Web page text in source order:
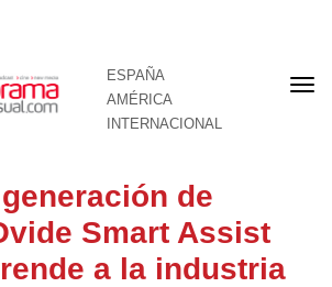
ESPAÑA
AMÉRICA
INTERNACIONAL
de
Smart Assist
a la industria